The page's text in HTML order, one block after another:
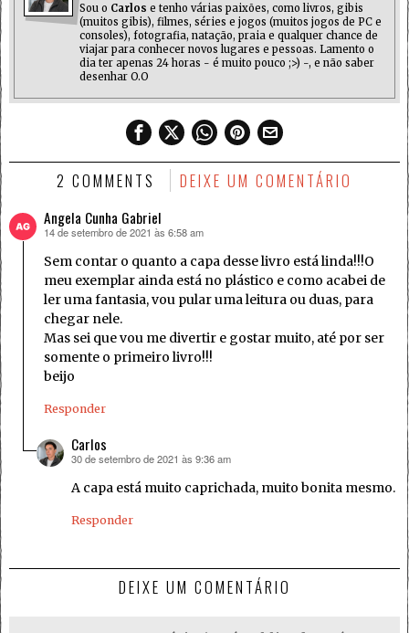
Sou o Carlos e tenho várias paixões, como livros, gibis
(muitos gibis), filmes, séries e jogos (muitos jogos de PC e
consoles), fotografia, natação, praia e qualquer chance de
viajar para conhecer novos lugares e pessoas. Lamento o
dia ter apenas 24 horas - é muito pouco ;>) -, e não saber
desenhar O.O
2 COMMENTS DEIXE UM COMENTÁRIO
Angela Cunha Gabriel
disse:
14 de setembro de 2021 às 6:58 am
Sem contar o quanto a capa desse livro está linda!!!O
meu exemplar ainda está no plástico e como acabei de
ler uma fantasia, vou pular uma leitura ou duas, para
chegar nele.
Mas sei que vou me divertir e gostar muito, até por ser
somente o primeiro livro!!!
beijo
Responder
Carlos
disse:
30 de setembro de 2021 às 9:36 am
A capa está muito caprichada, muito bonita mesmo.
Responder
DEIXE UM COMENTÁRIO